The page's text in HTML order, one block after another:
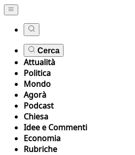
Cerca
Attualità
Politica
Mondo
Agorà
Podcast
Chiesa
Idee e Commenti
Economia
Rubriche